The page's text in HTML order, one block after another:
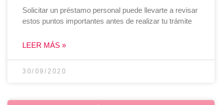
Solicitar un préstamo personal puede llevarte a revisar
estos puntos importantes antes de realizar tu trámite
LEER MÁS »
30/09/2020